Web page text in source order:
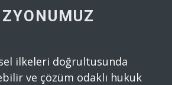
ilkeleri doğrultusunda
ve çözüm odaklı hukuk